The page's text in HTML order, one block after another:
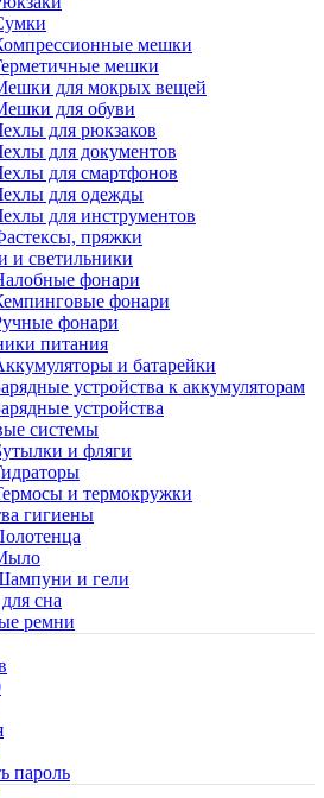
мешки
мешки
для мокрых вещей
для обуви
для рюкзаков
для документов
для смартфонов
для одежды
для инструментов
пряжки
и светильники
фонари
фонари
фонари
питания
и батарейки
устройства к аккумуляторам
устройства
системы
и фляги
и термокружки
гигиены
и гели
сна
ремни
пароль